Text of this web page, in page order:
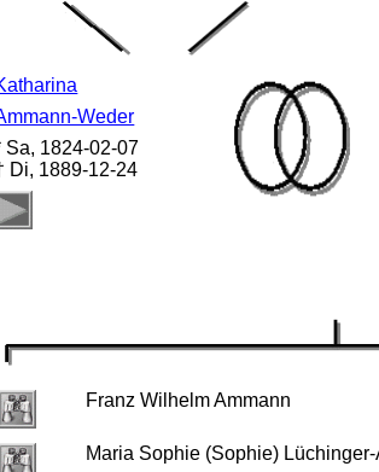
Weder
Sa, 1824-02-07
Di, 1889-12-24
Franz Wilhelm Ammann
Maria Sophie (Sophie)